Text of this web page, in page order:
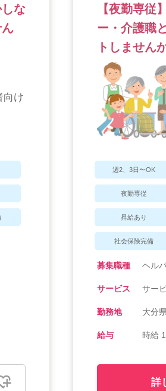
な
向け
【夜勤専
ー・介護職
トしません
週2、3日〜OK
夜勤専従
昇給あり
社会保険完備
募集職種 ヘル
サービス サー
勤務地 大分
給与 時給
詳